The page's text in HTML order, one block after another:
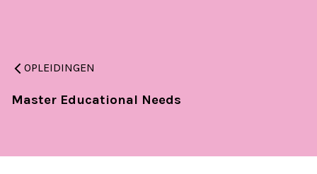
OPLEIDINGEN
Master Educational Needs